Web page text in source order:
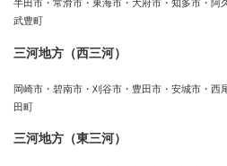
半田市・常滑市・東海市・大府市・知多市・阿
武豊町
三河地方（西三河）
岡崎市・碧南市・刈谷市・豊田市・安城市・西
田町
三河地方（東三河）